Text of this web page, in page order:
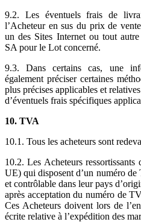
9.2. Les éventuels frais de
l’Acheteur en sus du prix de
un des Sites Internet ou tout
SA pour le Lot concerné.
9.3. Dans certains cas, une
également préciser certaines
plus précises applicables et
d’éventuels frais spécifiques
10. TVA
10.1. Tous les acheteurs sont
10.2. Les Acheteurs
UE) qui disposent d’un numéro
et contrôlable dans leur pays
après acceptation du numéro de
Ces Acheteurs doivent lors de
écrite relative à l’expédition des